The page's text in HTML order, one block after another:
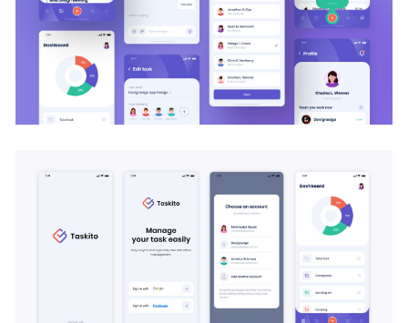
NFT 3D图标设计素材
2023-08-02
Gaming-3D游戏图标设计素材
2024-11-27
博客界面网页设计.sketch素材
2020-12-31